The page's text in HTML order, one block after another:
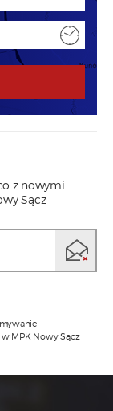
z nowymi
Sącz
ul.
MPK Nowy Sącz